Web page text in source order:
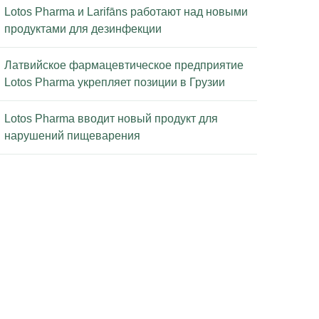
Lotos Pharma и Larifāns работают над новыми
продуктами для дезинфекции
Латвийское фармацевтическое предприятие
Lotos Pharma укрепляет позиции в Грузии
Lotos Pharma вводит новый продукт для
нарушений пищеварения